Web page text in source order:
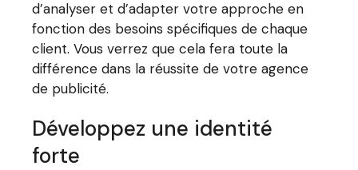
d’analyser et d’adapter votre approche en
fonction des besoins spécifiques de chaque
client. Vous verrez que cela fera toute la
différence dans la réussite de votre agence
de publicité.
Développez une identité
forte